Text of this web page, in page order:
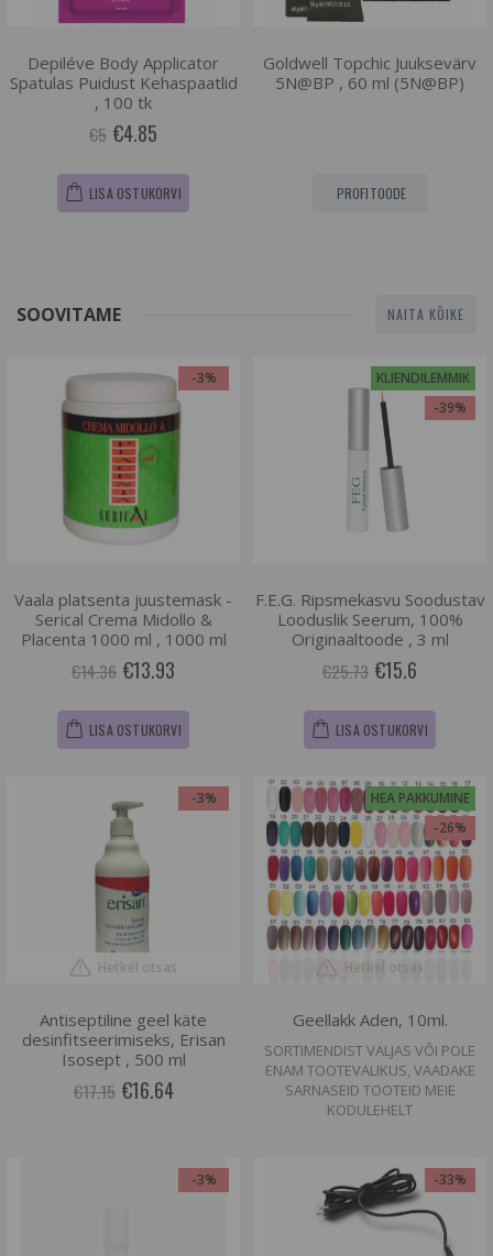
Depiléve Body Applicator
Spatulas Puidust Kehaspaatlid
, 100 tk
€5 €4.85
LISA OSTUKORVI
Goldwell Topchic Juuksevärv
5N@BP , 60 ml (5N@BP)
PROFITOODE
SOOVITAME NAITA KÕIKE
-3%
Vaala platsenta juustemask -
Serical Crema Midollo &
Placenta 1000 ml , 1000 ml
€14.36 €13.93
LISA OSTUKORVI
KLIENDILEMMIK
-39%
F.E.G. Ripsmekasvu Soodustav
Looduslik Seerum, 100%
Originaaltoode , 3 ml
€25.73 €15.6
LISA OSTUKORVI
-3%
Hetkel otsas
Antiseptiline geel käte
desinfitseerimiseks, Erisan
Isosept , 500 ml
€17.15 €16.64
HEA PAKKUMINE
-26%
Hetkel otsas
Geellakk Aden, 10ml.
SORTIMENDIST VÄLJAS VÕI POLE
ENAM TOOTEVALIKUS, VAADAKE
SARNASEID TOOTEID MEIE
KODULEHELT
-3% -33%